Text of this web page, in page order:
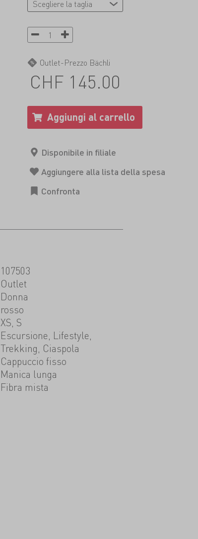
Outlet-Prezzo Bächli
CHF 145.00
107503
Outlet
Donna
rosso
XS, S
Escursione, Lifestyle,
Trekking, Ciaspola
Cappuccio fisso
Manica lunga
Fibra mista